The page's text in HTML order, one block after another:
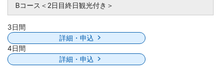
Bコース＜2日目終日観光付き＞
3日間
詳細・申込
4日間
詳細・申込